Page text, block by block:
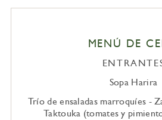
MENÚ DE
Sopa Harira
Trío de ensaladas marroquíes -
Taktouka (tomates y